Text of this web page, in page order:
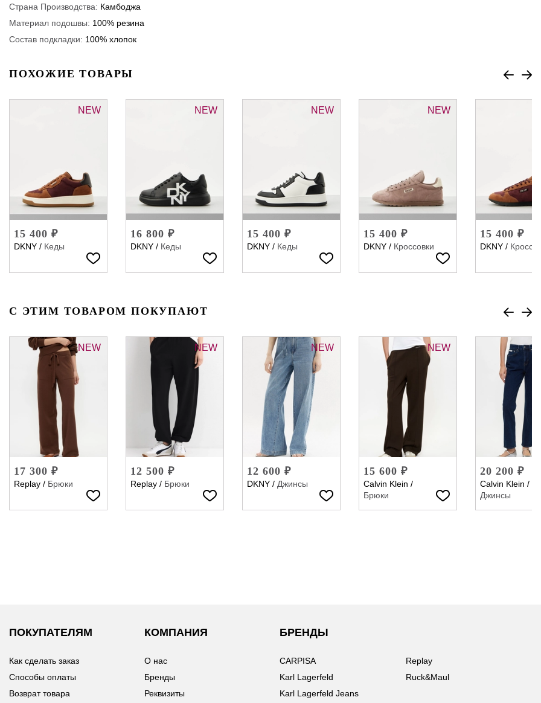
Страна Производства: Камбоджа
Материал подошвы: 100% резина
Состав подкладки: 100% хлопок
ПОХОЖИЕ ТОВАРЫ
NEW
15 400 ₽
DKNY / Кеды
NEW
16 800 ₽
DKNY / Кеды
NEW
15 400 ₽
DKNY / Кеды
NEW
15 400 ₽
DKNY / Кроссовки
15 400 ₽
DKNY /
С ЭТИМ ТОВАРОМ ПОКУПАЮТ
NEW
17 300 ₽
Replay / Брюки
NEW
12 500 ₽
Replay / Брюки
NEW
12 600 ₽
DKNY / Джинсы
NEW
15 600 ₽
Calvin Klein /
Брюки
20 200 ₽
Calvin Klein /
Джинсы
ПОКУПАТЕЛЯМ
Как сделать заказ
Способы оплаты
Возврат товара
КОМПАНИЯ
О нас
Бренды
Реквизиты
БРЕНДЫ
CARPISA
Karl Lagerfeld
Karl Lagerfeld Jeans
Replay
Ruck&Maul